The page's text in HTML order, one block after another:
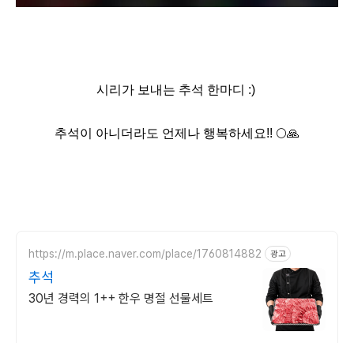
시리가 보내는 추석 한마디 :)
추석이 아니더라도 언제나 행복하세요!! 🌕🙏
https://m.place.naver.com/place/1760814882 광고
추석
30년 경력의 1++ 한우 명절 선물세트